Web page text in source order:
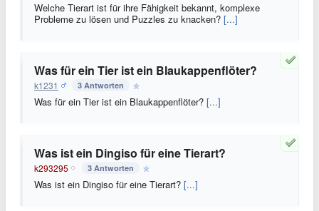
Welche Tierart ist für ihre Fähigkeit bekannt, komplexe
Probleme zu lösen und Puzzles zu knacken? [...]
Was für ein Tier ist ein Blaukappenflöter?
k1231 3 Antworten
Was für ein Tier ist ein Blaukappenflöter? [...]
Was ist ein Dingiso für eine Tierart?
k293295 3 Antworten
Was ist ein Dingiso für eine Tierart? [...]